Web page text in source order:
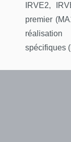
IRVE2,
premier
spécifiques